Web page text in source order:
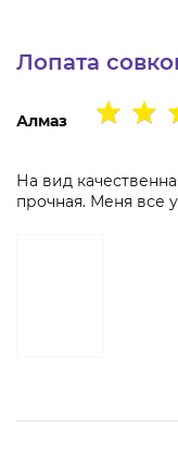
Лопата
Алмаз
На вид
прочная. Меня все